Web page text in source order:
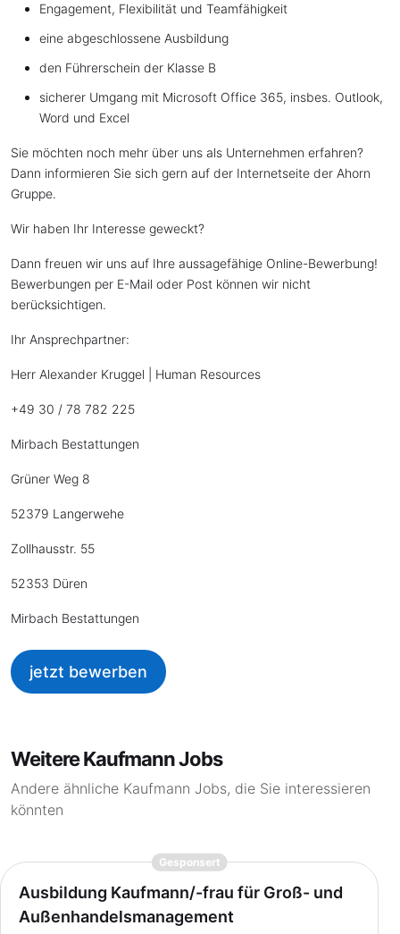
Engagement, Flexibilität und Teamfähigkeit
eine abgeschlossene Ausbildung
den Führerschein der Klasse B
sicherer Umgang mit Microsoft Office 365, insbes. Outlook,
Word und Excel
Sie möchten noch mehr über uns als Unternehmen erfahren?
Dann informieren Sie sich gern auf der Internetseite der Ahorn
Gruppe.
Wir haben Ihr Interesse geweckt?
Dann freuen wir uns auf Ihre aussagefähige Online-Bewerbung!
Bewerbungen per E-Mail oder Post können wir nicht
berücksichtigen.
Ihr Ansprechpartner:
Herr Alexander Kruggel | Human Resources
+49 30 / 78 782 225
Mirbach Bestattungen
Grüner Weg 8
52379 Langerwehe
Zollhausstr. 55
52353 Düren
Mirbach Bestattungen
jetzt bewerben
Weitere Kaufmann Jobs
Andere ähnliche Kaufmann Jobs, die Sie interessieren
könnten
Gesponsert{prompt.job}
Ausbildung Kaufmann/-frau für Groß- und
Außenhandelsmanagement